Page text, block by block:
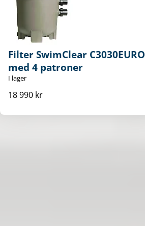
Filter SwimClear C3030EURO
med 4 patroner
I lager
18 990 kr